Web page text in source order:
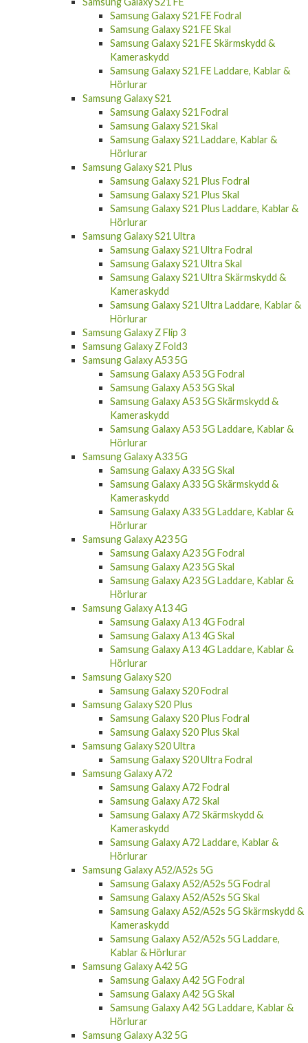
Samsung Galaxy S20 FE Skärmskydd &
Kameraskydd
Samsung Galaxy S20 FE Laddare, Kablar &
Hörlurar
Samsung Galaxy S21 FE
Samsung Galaxy S21 FE Fodral
Samsung Galaxy S21 FE Skal
Samsung Galaxy S21 FE Skärmskydd &
Kameraskydd
Samsung Galaxy S21 FE Laddare, Kablar &
Hörlurar
Samsung Galaxy S21
Samsung Galaxy S21 Fodral
Samsung Galaxy S21 Skal
Samsung Galaxy S21 Laddare, Kablar &
Hörlurar
Samsung Galaxy S21 Plus
Samsung Galaxy S21 Plus Fodral
Samsung Galaxy S21 Plus Skal
Samsung Galaxy S21 Plus Laddare, Kablar &
Hörlurar
Samsung Galaxy S21 Ultra
Samsung Galaxy S21 Ultra Fodral
Samsung Galaxy S21 Ultra Skal
Samsung Galaxy S21 Ultra Skärmskydd &
Kameraskydd
Samsung Galaxy S21 Ultra Laddare, Kablar &
Hörlurar
Samsung Galaxy Z Flip 3
Samsung Galaxy Z Fold3
Samsung Galaxy A53 5G
Samsung Galaxy A53 5G Fodral
Samsung Galaxy A53 5G Skal
Samsung Galaxy A53 5G Skärmskydd &
Kameraskydd
Samsung Galaxy A53 5G Laddare, Kablar &
Hörlurar
Samsung Galaxy A33 5G
Samsung Galaxy A33 5G Skal
Samsung Galaxy A33 5G Skärmskydd &
Kameraskydd
Samsung Galaxy A33 5G Laddare, Kablar &
Hörlurar
Samsung Galaxy A23 5G
Samsung Galaxy A23 5G Fodral
Samsung Galaxy A23 5G Skal
Samsung Galaxy A23 5G Laddare, Kablar &
Hörlurar
Samsung Galaxy A13 4G
Samsung Galaxy A13 4G Fodral
Samsung Galaxy A13 4G Skal
Samsung Galaxy A13 4G Laddare, Kablar &
Hörlurar
Samsung Galaxy S20
Samsung Galaxy S20 Fodral
Samsung Galaxy S20 Plus
Samsung Galaxy S20 Plus Fodral
Samsung Galaxy S20 Plus Skal
Samsung Galaxy S20 Ultra
Samsung Galaxy S20 Ultra Fodral
Samsung Galaxy A72
Samsung Galaxy A72 Fodral
Samsung Galaxy A72 Skal
Samsung Galaxy A72 Skärmskydd &
Kameraskydd
Samsung Galaxy A72 Laddare, Kablar &
Hörlurar
Samsung Galaxy A52/A52s 5G
Samsung Galaxy A52/A52s 5G Fodral
Samsung Galaxy A52/A52s 5G Skal
Samsung Galaxy A52/A52s 5G Skärmskydd &
Kameraskydd
Samsung Galaxy A52/A52s 5G Laddare,
Kablar & Hörlurar
Samsung Galaxy A42 5G
Samsung Galaxy A42 5G Fodral